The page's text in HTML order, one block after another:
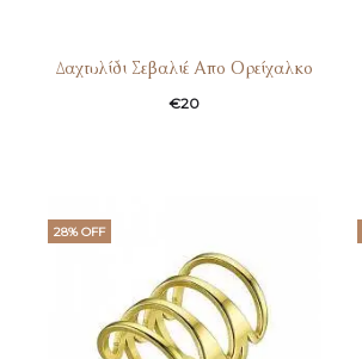
Δαχτυλίδι Σεβαλιέ Απο Ορείχαλκο
€20
28% OFF